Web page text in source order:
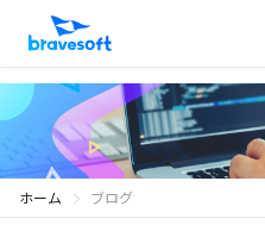
ホーム ブログ